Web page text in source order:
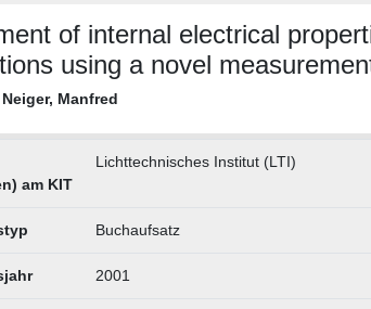
of internal electrical
using a novel
Neiger, Manfred
am KIT
Lichttechnisches Institut (LTI)
Buchaufsatz
2001